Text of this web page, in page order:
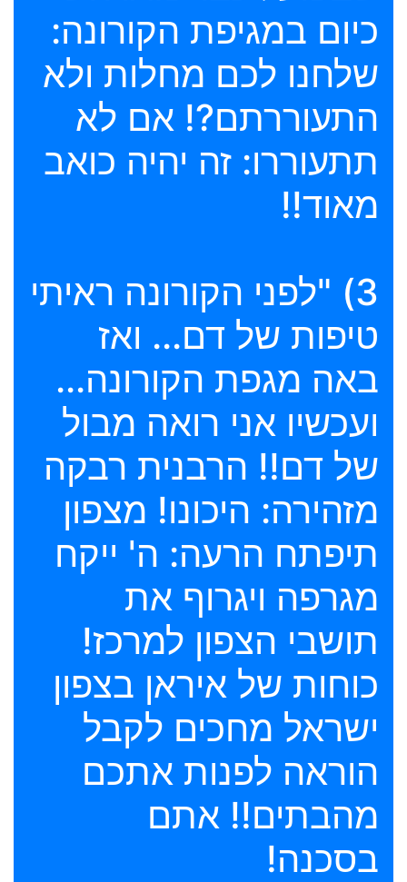
כיום במגיפת הקורונה:
שלחנו לכם מחלות ולא
התעוררתם?! אם לא
תתעוררו: זה יהיה כואב
מאוד!!
3) "לפני הקורונה ראיתי
טיפות של דם... ואז
באה מגפת הקורונה...
ועכשיו אני רואה מבול
של דם!! הרבנית רבקה
מזהירה: היכונו! מצפון
תיפתח הרעה: ה' ייקח
מגרפה ויגרוף את
תושבי הצפון למרכז!
כוחות של איראן בצפון
ישראל מחכים לקבל
הוראה לפנות אתכם
מהבתים!! אתם
בסכנה!